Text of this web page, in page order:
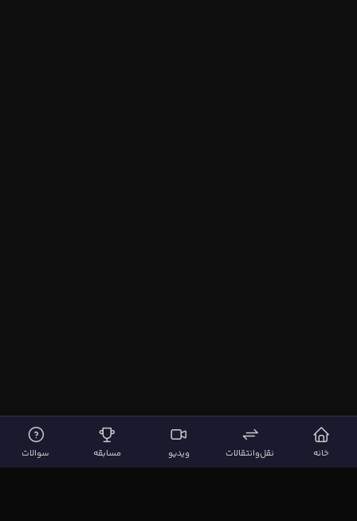
خانه نقل‌وانتقالات ویدیو مسابقه سوالات